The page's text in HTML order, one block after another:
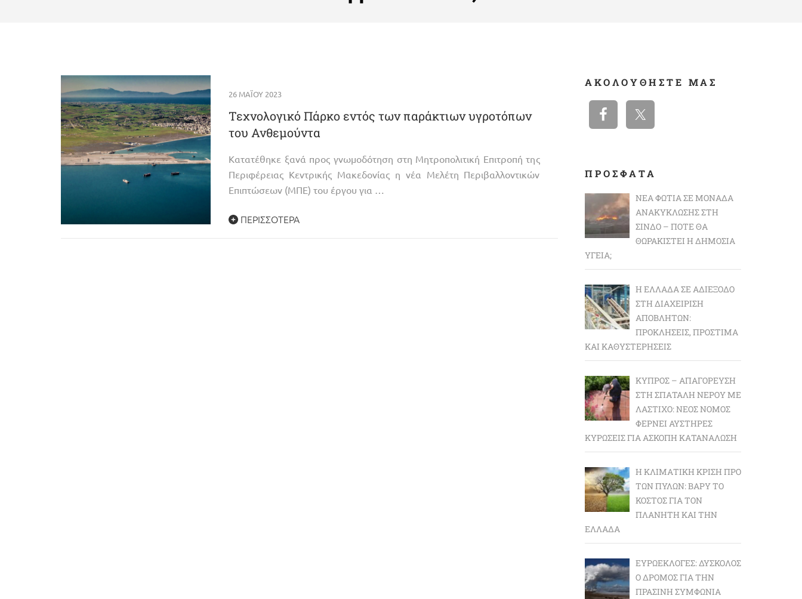
26 ΜΑΪ́ΟΥ 2023
Τεχνολογικό Πάρκο εντός των παράκτιων υγροτόπων
του Ανθεμούντα
Κατατέθηκε ξανά προς γνωμοδότηση στη Μητροπολιτική Επιτροπή της
Περιφέρειας Κεντρικής Μακεδονίας η νέα Μελέτη Περιβαλλοντικών
Επιπτώσεων (ΜΠΕ) του έργου για …
ΠΕΡΙΣΣΌΤΕΡΑ
ΑΚΟΛΟΥΘΉΣΤΕ ΜΑΣ
ΠΡΟΣΦΑΤΑ
ΝΈΑ ΦΩΤΙΆ ΣΕ ΜΟΝΆΔΑ
ΑΝΑΚΎΚΛΩΣΗΣ ΣΤΗ
ΣΊΝΔΟ – ΠΌΤΕ ΘΑ
ΘΩΡΑΚΙΣΤΕΊ Η ΔΗΜΌΣΙΑ
ΥΓΕΊΑ;
Η ΕΛΛΆΔΑ ΣΕ ΑΔΙΈΞΟΔΟ
ΣΤΗ ΔΙΑΧΕΊΡΙΣΗ
ΑΠΟΒΛΉΤΩΝ:
ΠΡΟΚΛΉΣΕΙΣ, ΠΡΌΣΤΙΜΑ
ΚΑΙ ΚΑΘΥΣΤΕΡΉΣΕΙΣ
ΚΎΠΡΟΣ – ΑΠΑΓΌΡΕΥΣΗ
ΣΤΗ ΣΠΑΤΆΛΗ ΝΕΡΟΎ ΜΕ
ΛΆΣΤΙΧΟ: ΝΈΟΣ ΝΌΜΟΣ
ΦΈΡΝΕΙ ΑΥΣΤΗΡΈΣ
ΚΥΡΏΣΕΙΣ ΓΙΑ ΆΣΚΟΠΗ ΚΑΤΑΝΆΛΩΣΗ
Η ΚΛΙΜΑΤΙΚΉ ΚΡΊΣΗ ΠΡΟ
ΤΩΝ ΠΥΛΏΝ: BΑΡΎ ΤΟ
ΚΌΣΤΟΣ ΓΙΑ ΤΟΝ
ΠΛΑΝΉΤΗ ΚΑΙ ΤΗΝ
ΕΛΛΆΔΑ
ΕΥΡΩΕΚΛΟΓΈΣ: ΔΎΣΚΟΛΟΣ
Ο ΔΡΌΜΟΣ ΓΙΑ ΤΗΝ
ΠΡΆΣΙΝΗ ΣΥΜΦΩΝΊΑ